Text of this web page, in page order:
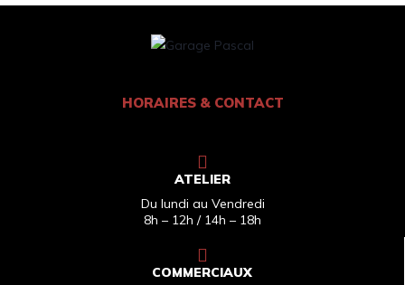
HORAIRES & CONTACT
ATELIER
Du lundi au Vendredi
8h – 12h / 14h – 18h
COMMERCIAUX